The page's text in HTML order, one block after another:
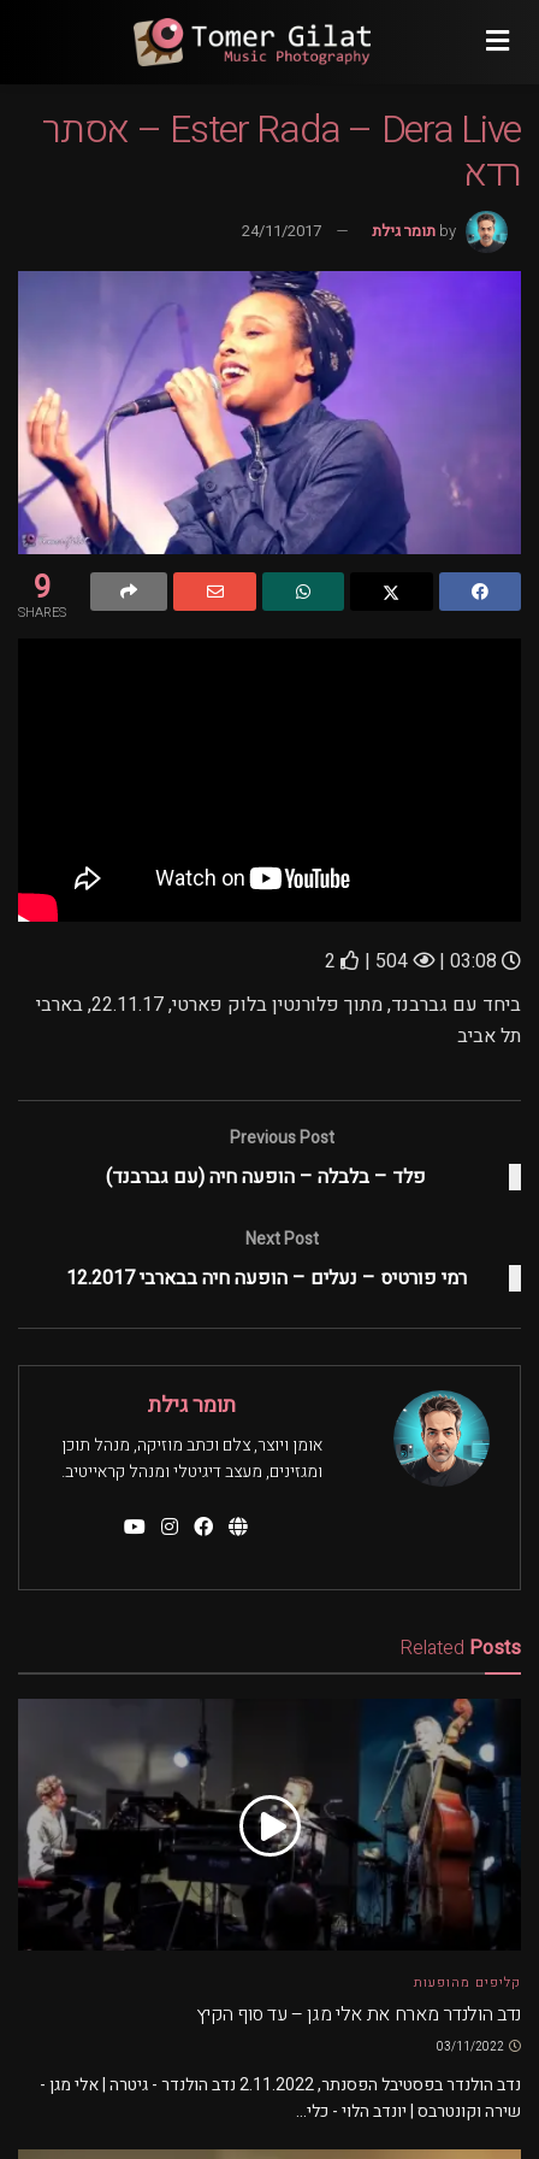
Ester Rada – Dera Live – אסתר
רדא
by תומר גילת 24/11/2017
9
SHARES
ביחד עם גברבנד, מתוך פלורנטין בלוק פארטי, 22.11.17, בארבי
תל אביב
Previous Post
פלד – בלבלה – הופעה חיה (עם גברבנד)
Next Post
רמי פורטיס – נעלים – הופעה חיה בבארבי 12.2017
תומר גילת
אומן ויוצר, צלם וכתב מוזיקה, מנהל תוכן
ומגזינים, מעצב דיגיטלי ומנהל קראייטיב.
Related Posts
קליפים מהופעות
נדב הולנדר מארח את אלי מגן – עד סוף הקיץ
נדב הולנדר בפסטיבל הפסנתר, 2.11.2022 נדב הולנדר - גיטרה | אלי מגן -
שירה וקונטרבס | יונדב הלוי - כלי...